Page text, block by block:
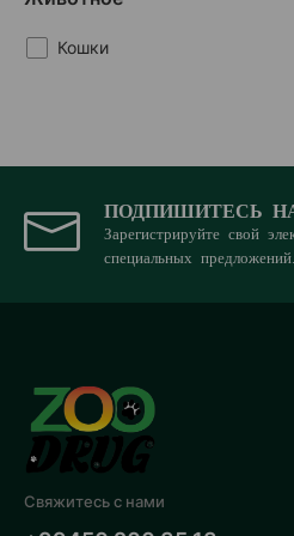
70 гр
75 гр
Печень
Почки
Домашняя птица
Треска
Тунец
Ягнёнок
Кошки
ПОДПИШИТЕСЬ
Зарегистрируйте свой
специальных предложений.
Свяжитесь с нами